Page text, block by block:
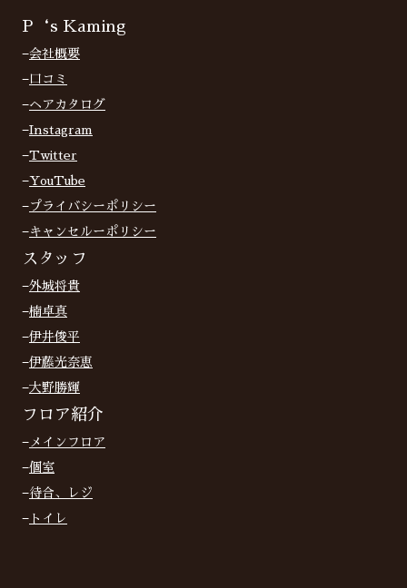
P‘s Kaming
−会社概要
− 口コミ
−ヘアカタログ
−Instagram
−Twitter
−YouTube
−プライバシーポリシー
−キャンセルーポリシー
スタッフ
−外城将貴
−楠卓真
−伊井俊平
−伊藤光奈恵
−大野勝輝
フロア紹介
− メインフロア
−個室
−待合、レジ
− トイレ